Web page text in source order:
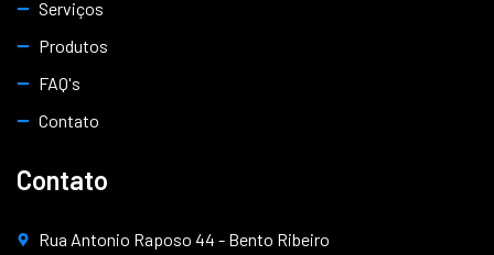
Serviços
Produtos
FAQ's
Contato
Contato
Rua Antonio Raposo 44 - Bento Ribeiro